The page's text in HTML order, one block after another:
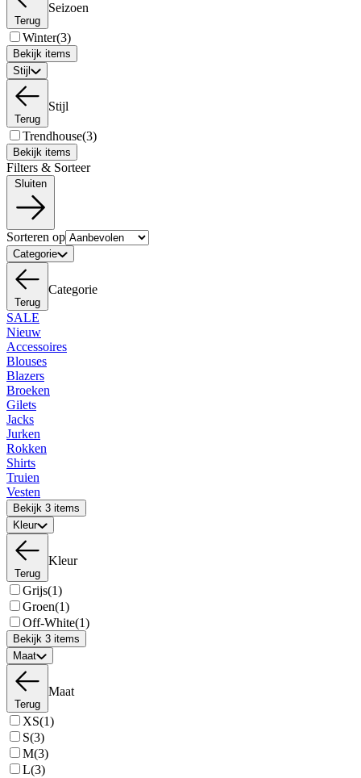
Terug
Seizoen
Winter(3)
Bekijk items
Stijl
Terug
Stijl
Trendhouse(3)
Bekijk items
Filters & Sorteer
Sorteren op
Categorie
Terug
Categorie
SALE
Nieuw
Accessoires
Blouses
Blazers
Broeken
Gilets
Jacks
Jurken
Rokken
Shirts
Truien
Vesten
Bekijk 3 items
Kleur
Terug
Kleur
Grijs(1)
Groen(1)
Off-White(1)
Bekijk 3 items
Maat
Terug
Maat
XS(1)
S(3)
M(3)
L(3)